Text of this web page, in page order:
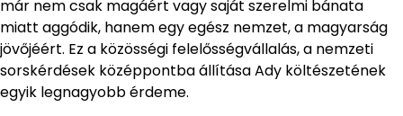
már nem csak magáért vagy saját szerelmi bánata
miatt aggódik, hanem egy egész nemzet, a magyarság
jövőjéért. Ez a közösségi felelősségvállalás, a nemzeti
sorskérdések középpontba állítása Ady költészetének
egyik legnagyobb érdeme.